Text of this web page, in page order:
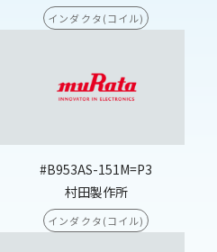
インダクタ(コイル)
#B953AS-151M=P3
村田製作所
インダクタ(コイル)